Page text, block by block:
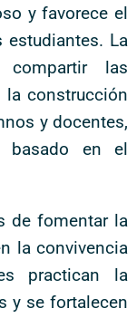
y favorece el
La
las
construcción
y docentes,
basado en el
de fomentar la
la convivencia
practican la
y se fortalecen